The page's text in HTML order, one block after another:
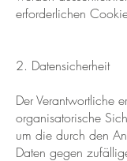
erforderlichen
2. Datensicherheit
Der Verantwortliche
organisatorische
um die durch den
Daten gegen